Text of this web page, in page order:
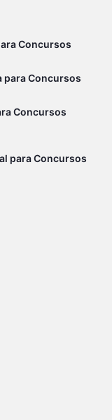
Concursos
para Concursos
Concursos
para Concursos